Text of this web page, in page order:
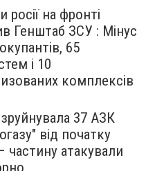
росії на фронті
Генштаб ЗСУ : Мінус
65
і 10
комплексів
зруйнувала 37 АЗК
від початку
частину атакували